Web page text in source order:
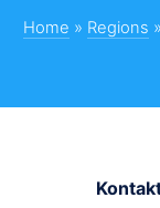
Home » Regions »